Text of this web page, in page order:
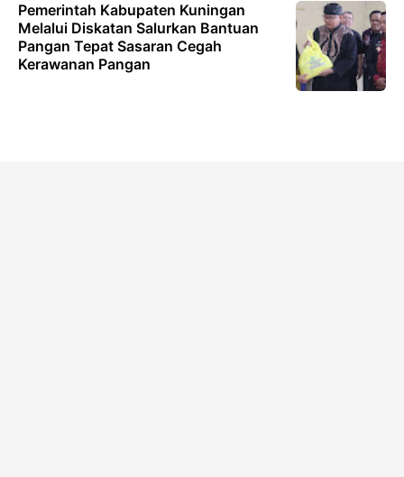
Pemerintah Kabupaten Kuningan
Melalui Diskatan Salurkan Bantuan
Pangan Tepat Sasaran Cegah
Kerawanan Pangan